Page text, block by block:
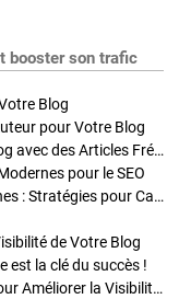
booster son trafic
Blog
pour Votre Blog
Stratégies de Publication : Boostez Votre Blog avec des Articles Fréquents et Exclusifs
pour le SEO
Enrichir Vos Articles avec des Contenus Riches : Stratégies pour Captiver et Optimiser
de Votre Blog
est la clé du succès !
Optimisation SEO des Articles : Stratégies pour Améliorer la Visibilité de Votre Blog